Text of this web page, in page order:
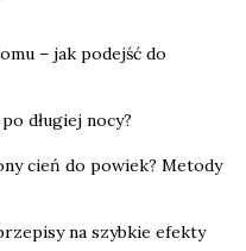
– jak podejść do
długiej nocy?
cień do powiek? Metody
na szybkie efekty